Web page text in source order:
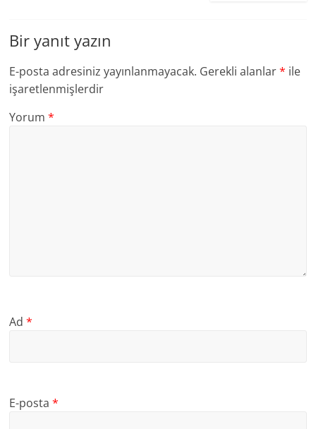
Bir yanıt yazın
E-posta adresiniz yayınlanmayacak. Gerekli alanlar* ile
işaretlenmişlerdir
Yorum*
Ad*
E-posta*